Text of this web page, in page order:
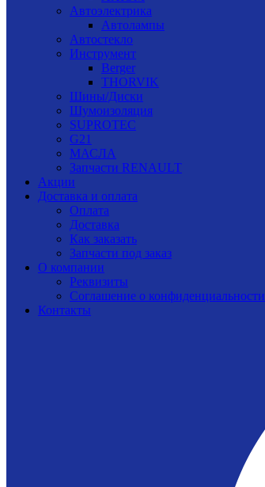
Автоэлектрика
Автолампы
Автостекло
Инструмент
Berger
THORVIK
Шины/Диски
Шумоизоляция
SUPROTEC
G21
МАСЛА
Запчасти RENAULT
Акции
Доставка и оплата
Оплата
Доставка
Как заказать
Запчасти под заказ
О компании
Реквизиты
Соглашение о конфиденциальности
Контакты